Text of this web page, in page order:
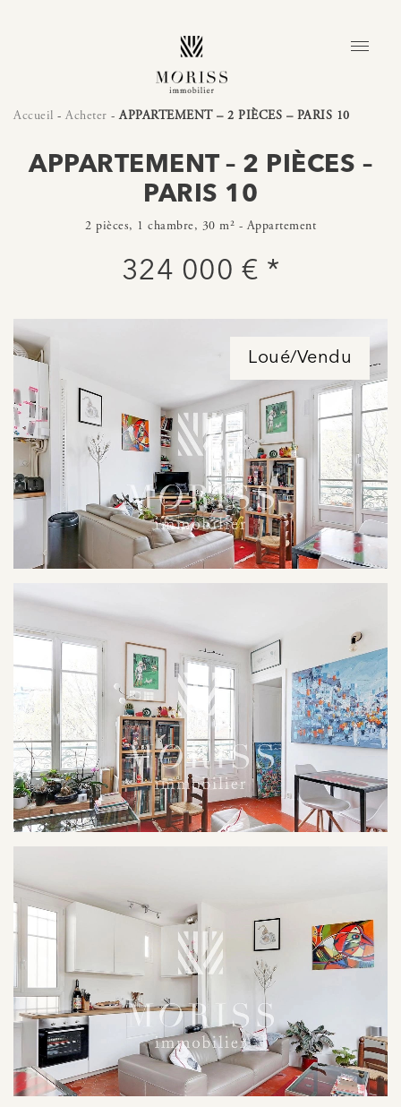
Accueil - Acheter -APPARTEMENT – 2 PIÈCES – PARIS 10
APPARTEMENT – 2 PIÈCES –
PARIS 10
2 pièces, 1 chambre, 30 m² - Appartement
324 000 € *
Loué/Vendu